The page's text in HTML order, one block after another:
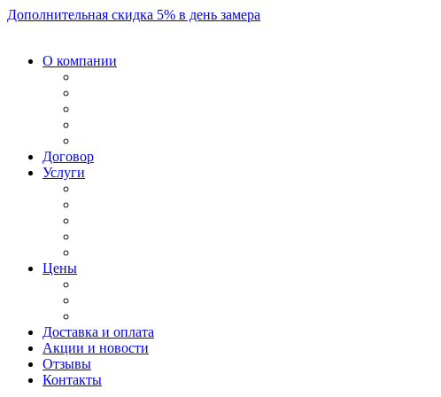
Дополнительная скидка 5% в день замера
О компании
Договор
Услуги
Цены
Доставка и оплата
Акции и новости
Отзывы
Контакты